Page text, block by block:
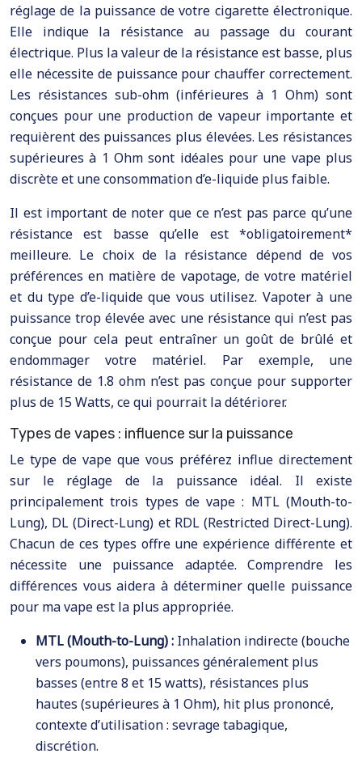
réglage de la puissance de votre cigarette électronique.
Elle indique la résistance au passage du courant
électrique. Plus la valeur de la résistance est basse, plus
elle nécessite de puissance pour chauffer correctement.
Les résistances sub-ohm (inférieures à 1 Ohm) sont
conçues pour une production de vapeur importante et
requièrent des puissances plus élevées. Les résistances
supérieures à 1 Ohm sont idéales pour une vape plus
discrète et une consommation d’e-liquide plus faible.
Il est important de noter que ce n’est pas parce qu’une
résistance est basse qu’elle est *obligatoirement*
meilleure. Le choix de la résistance dépend de vos
préférences en matière de vapotage, de votre matériel
et du type d’e-liquide que vous utilisez. Vapoter à une
puissance trop élevée avec une résistance qui n’est pas
conçue pour cela peut entraîner un goût de brûlé et
endommager votre matériel. Par exemple, une
résistance de 1.8 ohm n’est pas conçue pour supporter
plus de 15 Watts, ce qui pourrait la détériorer.
Types de vapes : influence sur la puissance
Le type de vape que vous préférez influe directement
sur le réglage de la puissance idéal. Il existe
principalement trois types de vape : MTL (Mouth-to-
Lung), DL (Direct-Lung) et RDL (Restricted Direct-Lung).
Chacun de ces types offre une expérience différente et
nécessite une puissance adaptée. Comprendre les
différences vous aidera à déterminer quelle puissance
pour ma vape est la plus appropriée.
MTL (Mouth-to-Lung) : Inhalation indirecte (bouche
vers poumons), puissances généralement plus
basses (entre 8 et 15 watts), résistances plus
hautes (supérieures à 1 Ohm), hit plus prononcé,
contexte d’utilisation : sevrage tabagique,
discrétion.